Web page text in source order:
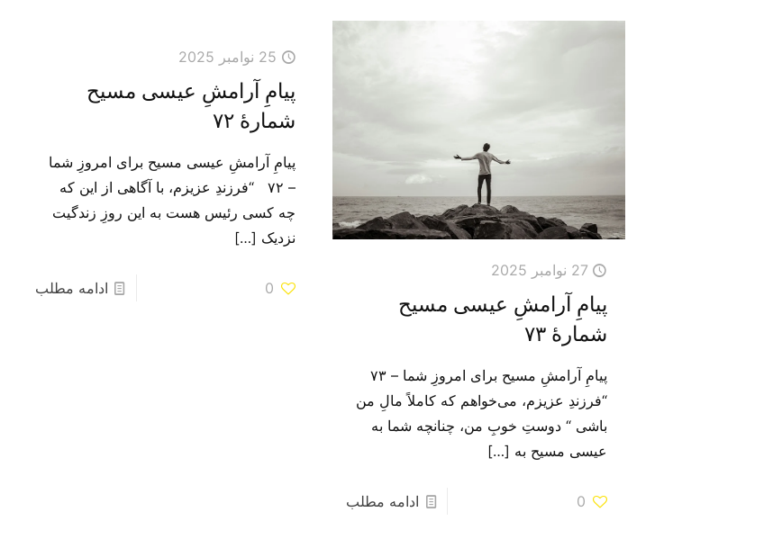
27 نوامبر 2025
پیامِ آرامشِ عیسی مسیح
شمارهٔ ۷۳
پیامِ آرامشِ مسیح برای امروزِ شما – ۷۳
“فرزندِ عزیزم، می‌خواهم که کاملاً مالِ من
باشی “ دوستِ خوبِ من، چنانچه شما به
عیسی مسیح به […]
0 ادامه مطلب
25 نوامبر 2025
پیامِ آرامشِ عیسی مسیح
شمارهٔ ۷۲
پیامِ آرامشِ عیسی مسیح برای امروزِ شما
– ۷۲ “فرزندِ عزیزم، با آگاهی از این که
چه کسی رئیس هست به این روزِ زندگیت
نزدیک […]
0 ادامه مطلب